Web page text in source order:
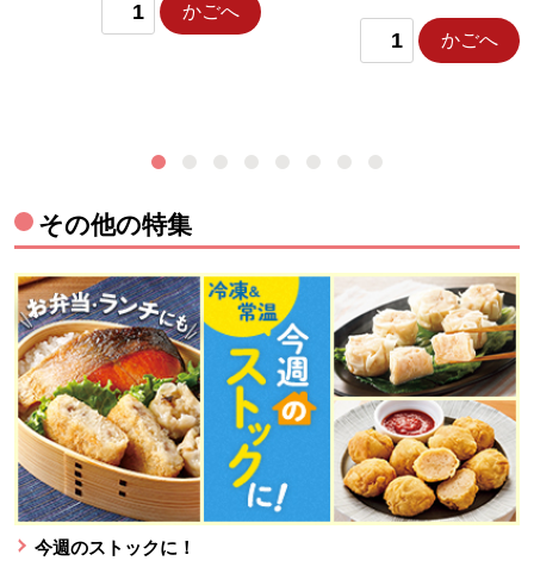
かごへ
かごへ
その他の特集
今週のストックに！